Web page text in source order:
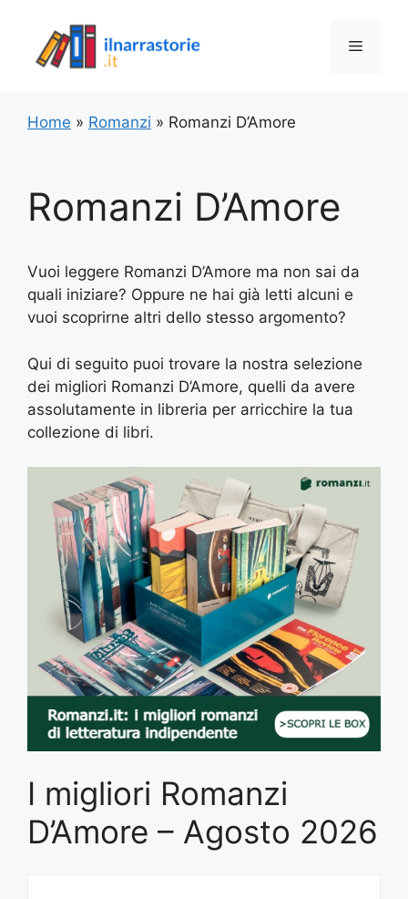
contenuto
Menu
Home » Romanzi » Romanzi D’Amore
Romanzi D’Amore
Vuoi leggere Romanzi D’Amore ma non sai da
quali iniziare? Oppure ne hai già letti alcuni e
vuoi scoprirne altri dello stesso argomento?
Qui di seguito puoi trovare la nostra selezione
dei migliori Romanzi D’Amore, quelli da avere
assolutamente in libreria per arricchire la tua
collezione di libri.
I migliori Romanzi
D’Amore – Agosto 2026